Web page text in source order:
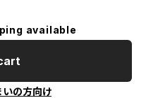
available
いの方向け